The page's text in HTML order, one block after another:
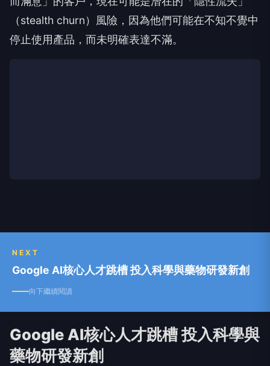
（stealth churn）風險，因為他們可能在不知不覺中
停止使用產品，而未明確表達不滿。
NEXT
Google AI核心人才跳槽 投入科學與藥物研發新創
向下繼續閱讀
Google AI核心人才跳槽 投入科學與
藥物研發新創